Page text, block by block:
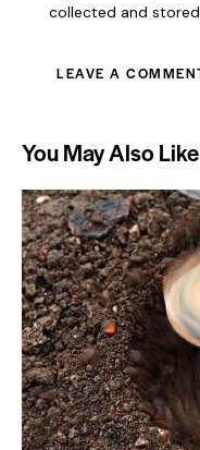
collected and stored
You May Also Like